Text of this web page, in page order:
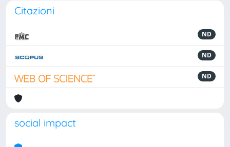
Citazioni
ND
ND
ND
social impact